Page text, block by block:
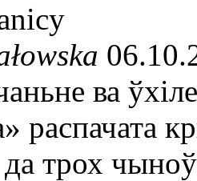
ва
распачата
трох